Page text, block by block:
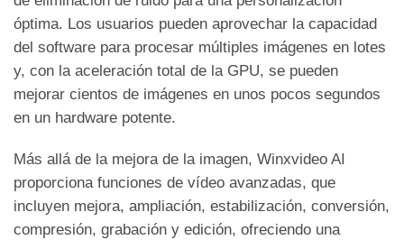
óptima. Los usuarios pueden aprovechar la capacidad
del software para procesar múltiples imágenes en lotes
y, con la aceleración total de la GPU, se pueden
mejorar cientos de imágenes en unos pocos segundos
en un hardware potente.
Más allá de la mejora de la imagen, Winxvideo AI
proporciona funciones de vídeo avanzadas, que
incluyen mejora, ampliación, estabilización, conversión,
compresión, grabación y edición, ofreciendo una